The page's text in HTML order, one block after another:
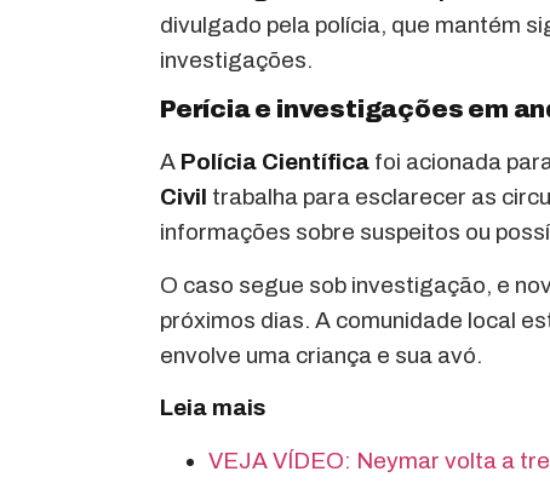
divulgado pela polícia, que mantém
investigações.
Perícia e investigações em
A Polícia Científica foi acionada
Civil trabalha para esclarecer as
informações sobre suspeitos ou
O caso segue sob investigação, e
próximos dias. A comunidade local
envolve uma criança e sua avó.
Leia mais
VEJA VÍDEO: Neymar volta a